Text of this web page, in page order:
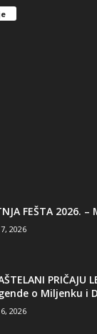
FEŠTA 2026.
2026
PRIČAJU
o Miljenku i
2026